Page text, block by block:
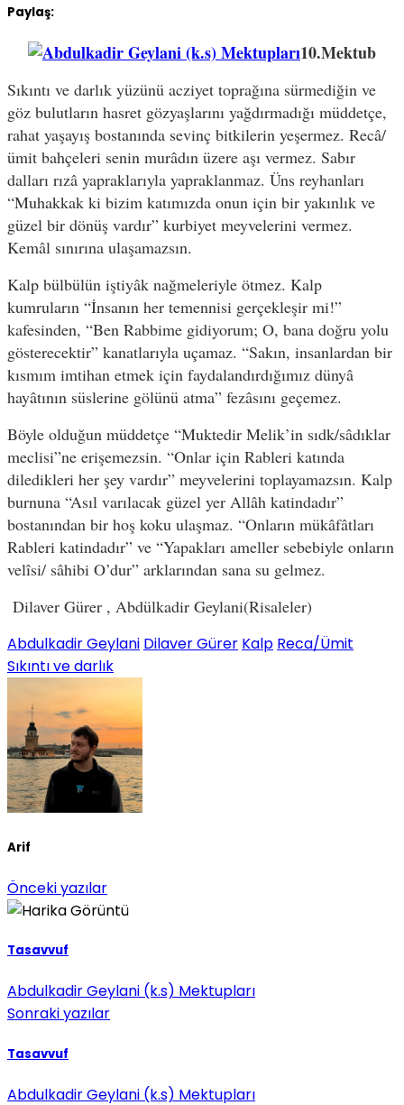
Paylaş:
10.Mektub
Sıkıntı ve darlık yüzünü acziyet toprağına sürmediğin ve
göz bulutların hasret gözyaşlarını yağdırmadığı müddetçe,
rahat yaşayış bostanında sevinç bitkilerin yeşermez. Recâ/
ümit bahçeleri senin murâdın üzere aşı vermez. Sabır
dalları rızâ yapraklarıyla yapraklanmaz. Üns reyhanları
“Muhakkak ki bizim katımızda onun için bir yakınlık ve
güzel bir dönüş vardır” kurbiyet meyvelerini vermez.
Kemâl sınırına ulaşamazsın.
Kalp bülbülün iştiyâk nağmeleriyle ötmez. Kalp
kumruların “İnsanın her temennisi gerçekleşir mi!”
kafesinden, “Ben Rabbime gidiyorum; O, bana doğru yolu
gösterecektir” kanatlarıyla uçamaz. “Sakın, insanlardan bir
kısmım imtihan etmek için faydalandırdığımız dünyâ
hayâtının süslerine gölünü atma” fezâsını geçemez.
Böyle olduğun müddetçe “Muktedir Melik’in sıdk/sâdıklar
meclisi”ne erişemezsin. “Onlar için Rableri katında
diledikleri her şey vardır” meyvelerini toplayamazsın. Kalp
burnuna “Asıl varılacak güzel yer Allâh katindadır”
bostanından bir hoş koku ulaşmaz. “Onların mükâfâtları
Rableri katindadır” ve “Yapakları ameller sebebiyle onların
velîsi/ sâhibi O’dur” arklarından sana su gelmez.
Dilaver Gürer , Abdülkadir Geylani(Risaleler)
Abdulkadir Geylani Dilaver Gürer Kalp Reca/Ümit
Sıkıntı ve darlık
Arif
Önceki yazılar
Tasavvuf
Abdulkadir Geylani (k.s) Mektupları
Sonraki yazılar
Tasavvuf
Abdulkadir Geylani (k.s) Mektupları